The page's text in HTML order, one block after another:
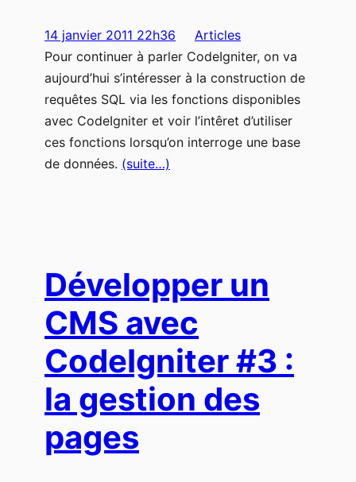
14 janvier 2011 22h36
Articles
Pour continuer à parler CodeIgniter, on va
aujourd’hui s’intéresser à la construction de
requêtes SQL via les fonctions disponibles
avec CodeIgniter et voir l’intêret d’utiliser
ces fonctions lorsqu’on interroge une base
de données. (suite…)
Développer un
CMS avec
CodeIgniter #3 :
la gestion des
pages